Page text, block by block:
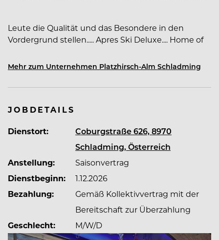
Leute die Qualität und das Besondere in den
Vordergrund stellen..... Apres Ski Deluxe.... Home of
Acts am laufenden Band.....Unter Motto: Enjoy your
Mehr zum Unternehmen Platzhirsch-Alm Schladming
JOBDETAILS
Dienstort:
Coburgstraße 626, 8970
Schladming, Österreich
Anstellung:
Saisonvertrag
Dienstbeginn:
1.12.2026
Bezahlung:
Gemäß Kollektivvertrag mit der
Bereitschaft zur Überzahlung
Geschlecht:
M/W/D